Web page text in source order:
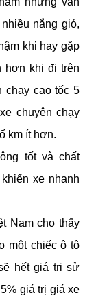
nắng gió,
khi hay gặp
hơn khi đi trên
chạy cao tốc 5
chuyên chạy
km ít hơn.
tốt và chất
xe nhanh
Nam cho thấy
một chiếc ô tô
hết giá trị sử
giá trị giá xe